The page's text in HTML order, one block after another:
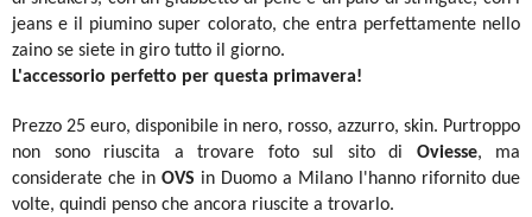
jeans e il piumino super colorato, che entra perfettamente nello
zaino se siete in giro tutto il giorno.
L'accessorio perfetto per questa primavera!
Prezzo 25 euro, disponibile in nero, rosso, azzurro, skin. Purtroppo
non sono riuscita a trovare foto sul sito di Oviesse, ma
considerate che in OVS in Duomo a Milano l'hanno rifornito due
volte, quindi penso che ancora riuscite a trovarlo.